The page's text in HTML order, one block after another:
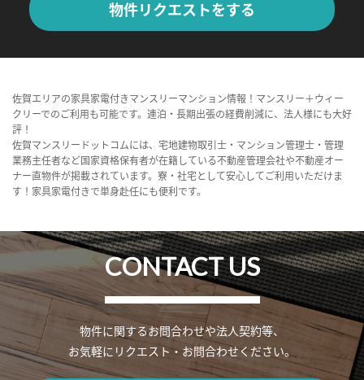
物件リクエストをする
佐賀エリアの家具家電付きマンスリーマンション情報！マンスリー＋ウィー
クリーでのご利用も可能です。連泊・長期出張の経費削減に、法人様にも大好
評！
佐賀マンスリードットコムには、宅地建物取引士・マンション管理士・管理
業務主任者など国家資格保有者が在籍している不動産管理会社や不動産オー
ナー直物件が掲載されています。寮・社宅として安心してご利用いただけま
す！家具家電付きで単身赴任にも便利です。
CONTACT US
物件に関するお問合わせや法人契約等、
お気軽にリクエスト・お問合わせください。